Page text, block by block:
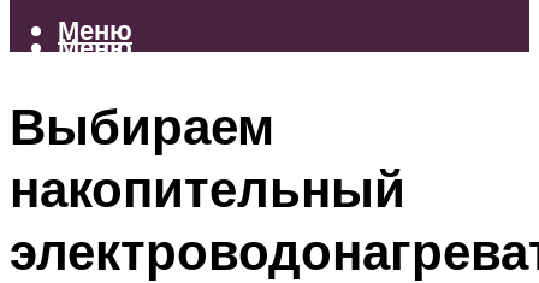
Меню
Меню
Выбираем
накопительный